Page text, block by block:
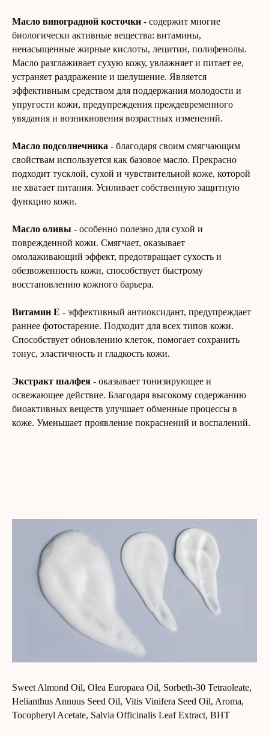
Масло виноградной косточки - содержит многие
биологически активные вещества: витамины,
ненасыщенные жирные кислоты, лецитин, полифенолы.
Масло разглаживает сухую кожу, увлажняет и питает ее,
устраняет раздражение и шелушение. Является
эффективным средством для поддержания молодости и
упругости кожи, предупреждения преждевременного
увядания и возникновения возрастных изменений.
Масло подсолнечника - благодаря своим смягчающим
свойствам используется как базовое масло. Прекрасно
подходит тусклой, сухой и чувствительной коже, которой
не хватает питания. Усиливает собственную защитную
функцию кожи.
Масло оливы - особенно полезно для сухой и
поврежденной кожи. Смягчает, оказывает
омолаживающий эффект, предотвращает сухость и
обезвоженность кожи, способствует быстрому
восстановлению кожного барьера.
Витамин Е - эффективный антиоксидант, предупреждает
раннее фотостарение. Подходит для всех типов кожи.
Способствует обновлению клеток, помогает сохранить
тонус, эластичность и гладкость кожи.
Экстракт шалфея - оказывает тонизирующее и
освежающее действие. Благодаря высокому содержанию
биоактивных веществ улучшает обменные процессы в
коже. Уменьшает проявление покраснений и воспалений.
Sweet Almond Oil, Olea Europaea Oil, Sorbeth-30 Tetraoleate,
Helianthus Annuus Seed Oil, Vitis Vinifera Seed Oil, Aroma,
Tocopheryl Acetate, Salvia Officinalis Leaf Extract, BHT